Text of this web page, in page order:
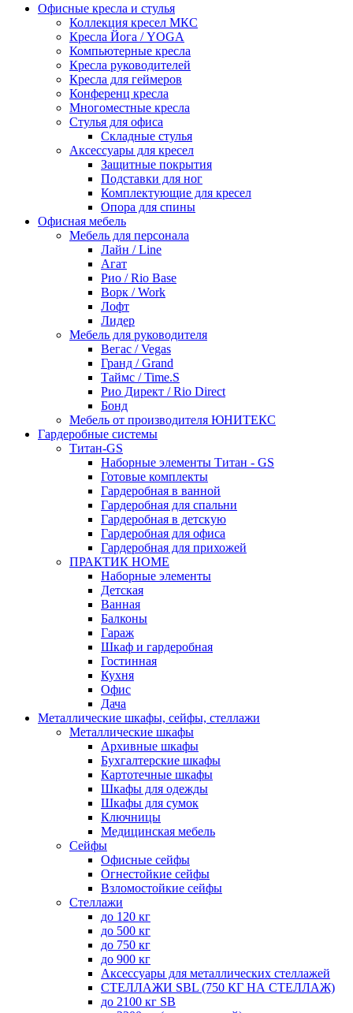
Офисные кресла и стулья
Коллекция кресел МКС
Кресла Йога / YOGA
Компьютерные кресла
Кресла руководителей
Кресла для геймеров
Конференц кресла
Многоместные кресла
Стулья для офиса
Складные стулья
Аксессуары для кресел
Защитные покрытия
Подставки для ног
Комплектующие для кресел
Опора для спины
Офисная мебель
Мебель для персонала
Лайн / Line
Агат
Рио / Rio Base
Ворк / Work
Лофт
Лидер
Мебель для руководителя
Вегас / Vegas
Гранд / Grand
Таймс / Time.S
Рио Директ / Rio Direct
Бонд
Мебель от производителя ЮНИТЕКС
Гардеробные системы
Титан-GS
Наборные элементы Титан - GS
Готовые комплекты
Гардеробная в ванной
Гардеробная для спальни
Гардеробная в детскую
Гардеробная для офиса
Гардеробная для прихожей
ПРАКТИК HOME
Наборные элементы
Детская
Ванная
Балконы
Гараж
Шкаф и гардеробная
Гостинная
Кухня
Офис
Дача
Металлические шкафы, сейфы, стеллажи
Металлические шкафы
Архивные шкафы
Бухгалтерские шкафы
Картотечные шкафы
Шкафы для одежды
Шкафы для сумок
Ключницы
Медицинская мебель
Сейфы
Офисные сейфы
Огнестойкие сейфы
Взломостойкие сейфы
Стеллажи
до 120 кг
до 500 кг
до 750 кг
до 900 кг
Аксессуары для металлических стеллажей
СТЕЛЛАЖИ SBL (750 КГ НА СТЕЛЛАЖ)
до 2100 кг SB